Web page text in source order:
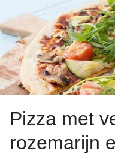
Pizza met
rozemarijn